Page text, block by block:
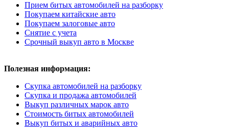
Прием битых автомобилей на разборку
Покупаем китайские авто
Покупаем залоговые авто
Снятие с учета
Срочный выкуп авто в Москве
Полезная информация:
Скупка автомобилей на разборку
Скупка и продажа автомобилей
Выкуп различных марок авто
Стоимость битых автомобилей
Выкуп битых и аварийных авто